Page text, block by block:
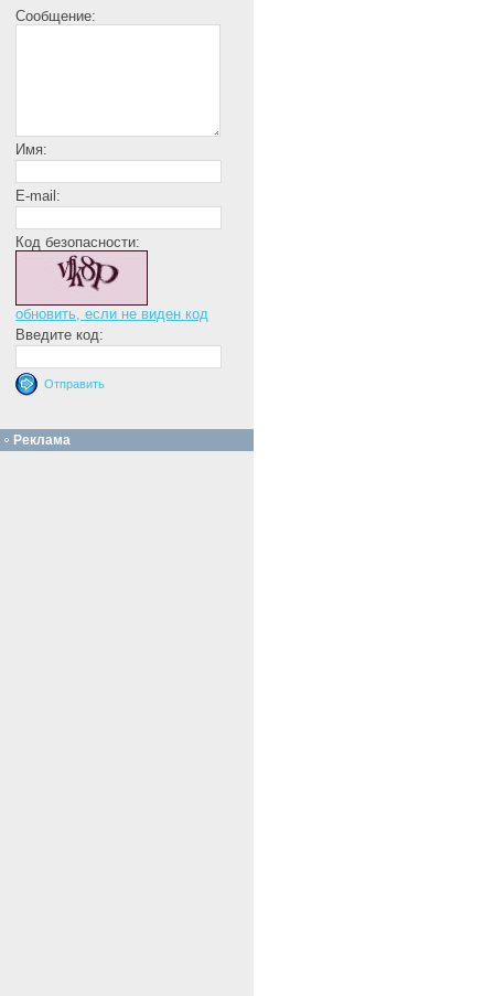
Сообщение:
Имя:
E-mail:
Код безопасности:
обновить, если не виден код
Введите код:
Реклама